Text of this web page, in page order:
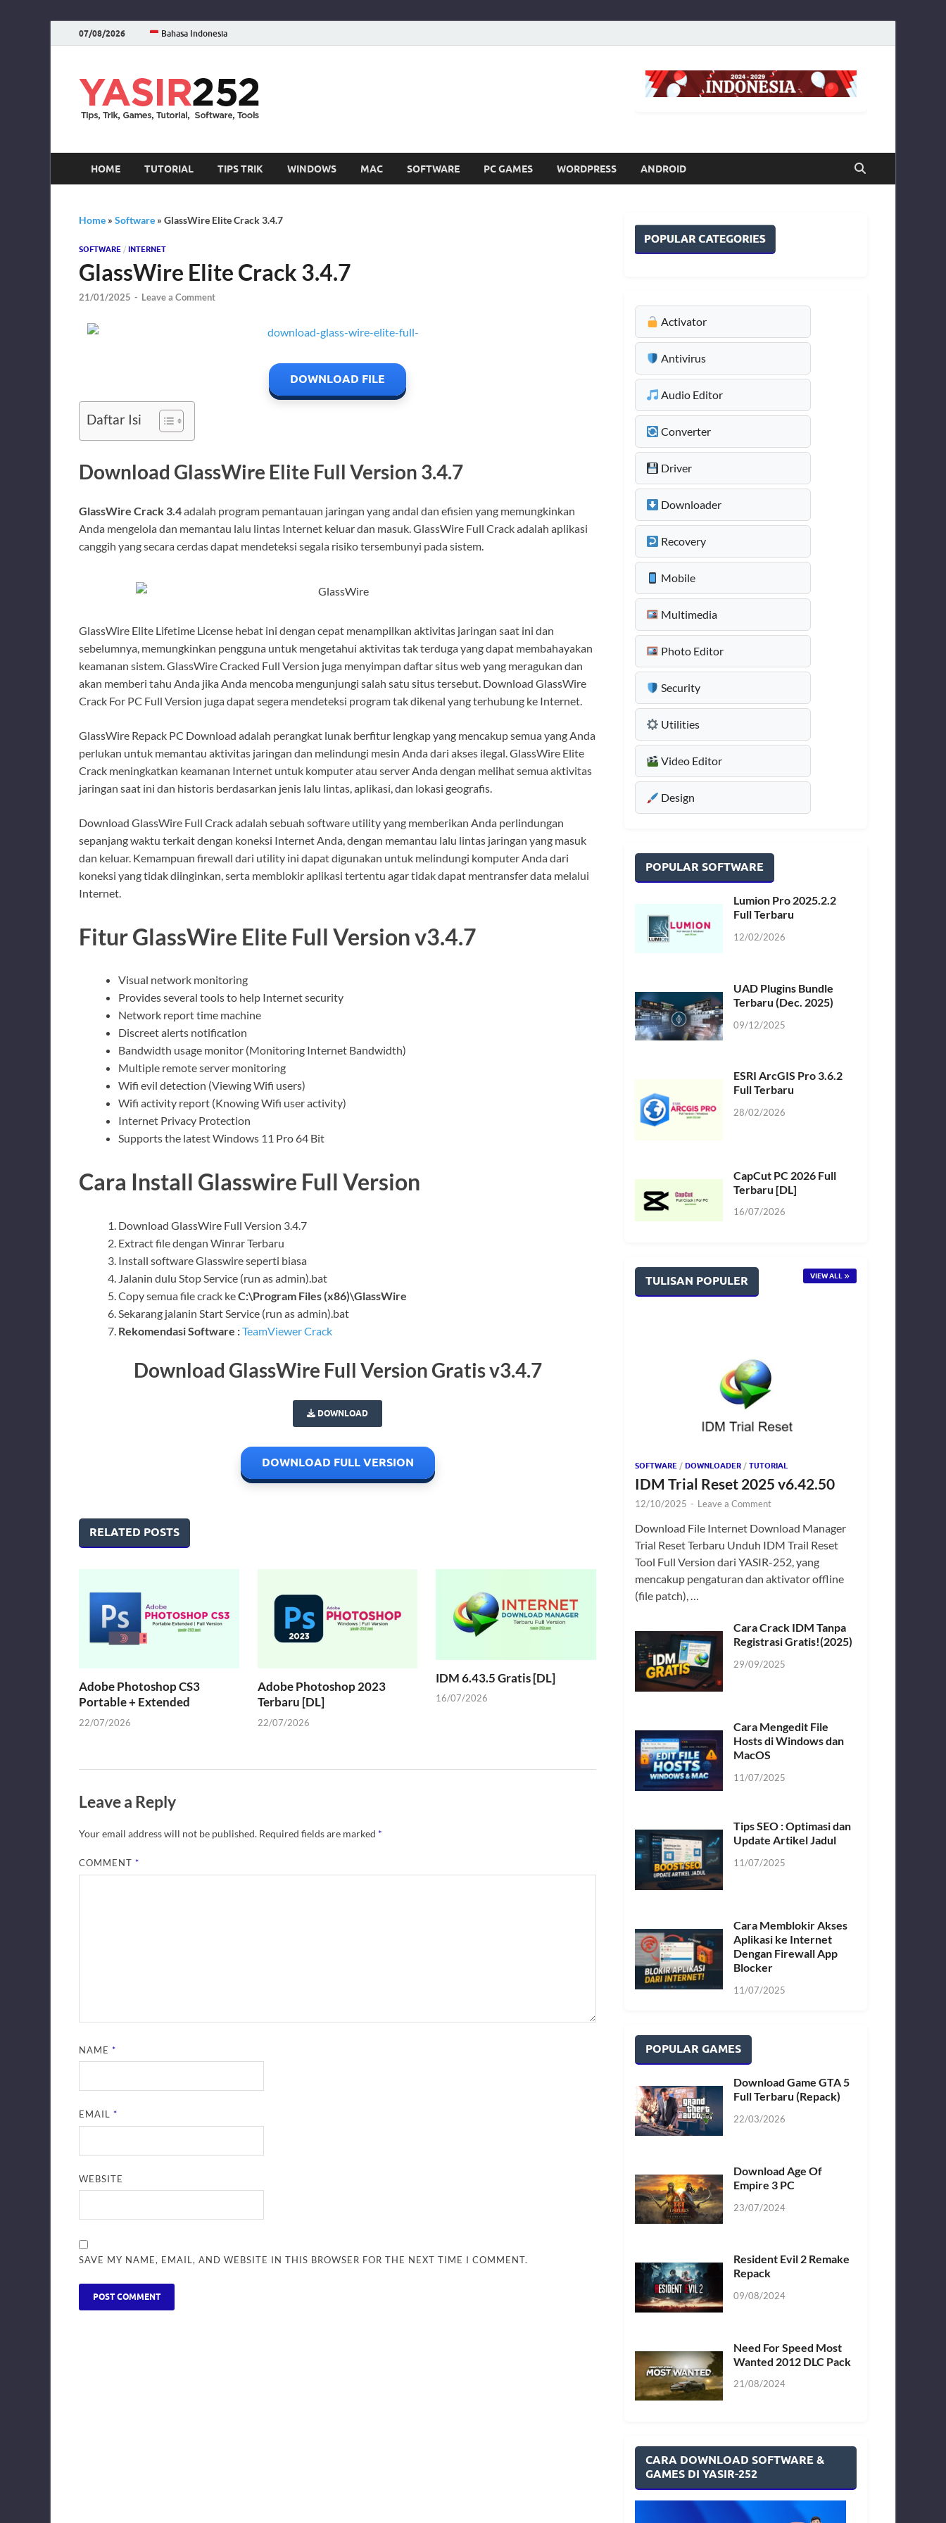
07/08/2026 Bahasa Indonesia
HOME TUTORIAL TIPS TRIK WINDOWS MAC SOFTWARE PC GAMES WORDPRESS ANDROID
Home » Software » GlassWire Elite Crack 3.4.7
SOFTWARE / INTERNET
GlassWire Elite Crack 3.4.7
21/01/2025 - Leave a Comment
DOWNLOAD FILE
Daftar Isi
Download GlassWire Elite Full Version 3.4.7
GlassWire Crack 3.4adalah program pemantauan jaringan yang andal dan efisien yang memungkinkan
Anda mengelola dan memantau lalu lintas Internet keluar dan masuk. GlassWire Full Crack adalah aplikasi
canggih yang secara cerdas dapat mendeteksi segala risiko tersembunyi pada sistem.
GlassWire Elite Lifetime License hebat ini dengan cepat menampilkan aktivitas jaringan saat ini dan
sebelumnya, memungkinkan pengguna untuk mengetahui aktivitas tak terduga yang dapat membahayakan
keamanan sistem. GlassWire Cracked Full Version juga menyimpan daftar situs web yang meragukan dan
akan memberi tahu Anda jika Anda mencoba mengunjungi salah satu situs tersebut. Download GlassWire
Crack For PC Full Version juga dapat segera mendeteksi program tak dikenal yang terhubung ke Internet.
GlassWire Repack PC Download adalah perangkat lunak berfitur lengkap yang mencakup semua yang Anda
perlukan untuk memantau aktivitas jaringan dan melindungi mesin Anda dari akses ilegal. GlassWire Elite
Crack meningkatkan keamanan Internet untuk komputer atau server Anda dengan melihat semua aktivitas
jaringan saat ini dan historis berdasarkan jenis lalu lintas, aplikasi, dan lokasi geografis.
Download GlassWire Full Crack adalah sebuah software utility yang memberikan Anda perlindungan
sepanjang waktu terkait dengan koneksi Internet Anda, dengan memantau lalu lintas jaringan yang masuk
dan keluar. Kemampuan firewall dari utility ini dapat digunakan untuk melindungi komputer Anda dari
koneksi yang tidak diinginkan, serta memblokir aplikasi tertentu agar tidak dapat mentransfer data melalui
Internet.
Fitur GlassWire Elite Full Version v3.4.7
Visual network monitoring
Provides several tools to help Internet security
Network report time machine
Discreet alerts notification
Bandwidth usage monitor (Monitoring Internet Bandwidth)
Multiple remote server monitoring
Wifi evil detection (Viewing Wifi users)
Wifi activity report (Knowing Wifi user activity)
Internet Privacy Protection
Supports the latest Windows 11 Pro 64 Bit
Cara Install Glasswire Full Version
Download GlassWire Full Version 3.4.7
Extract file dengan Winrar Terbaru
Install software Glasswire seperti biasa
Jalanin dulu Stop Service (run as admin).bat
Copy semua file crack keC:\Program Files (x86)\GlassWire
Sekarang jalanin Start Service (run as admin).bat
Rekomendasi Software :TeamViewer Crack
Download GlassWire Full Version Gratis v3.4.7
DOWNLOAD
DOWNLOAD FULL VERSION
RELATED POSTS
Adobe Photoshop CS3
Portable + Extended
22/07/2026
Adobe Photoshop 2023
Terbaru [DL]
22/07/2026
IDM 6.43.5 Gratis [DL]
16/07/2026
Leave a Reply
Your email address will not be published. Required fields are marked *
COMMENT*
NAME*
EMAIL*
WEBSITE
SAVE MY NAME, EMAIL, AND WEBSITE IN THIS BROWSER FOR THE NEXT TIME I COMMENT.
Activator
Antivirus
Audio Editor
Converter
Driver
Downloader
Recovery
Mobile
Multimedia
Photo Editor
Security
Utilities
Video Editor
Design
POPULAR SOFTWARE
Lumion Pro 2025.2.2
Full Terbaru
12/02/2026
UAD Plugins Bundle
Terbaru (Dec. 2025)
09/12/2025
ESRI ArcGIS Pro 3.6.2
Full Terbaru
28/02/2026
CapCut PC 2026 Full
Terbaru [DL]
16/07/2026
TULISAN POPULER VIEW ALL
SOFTWARE /DOWNLOADER /TUTORIAL
IDM Trial Reset 2025 v6.42.50
12/10/2025 - Leave a Comment
Download File Internet Download Manager
Trial Reset Terbaru Unduh IDM Trail Reset
Tool Full Version dari YASIR-252, yang
mencakup pengaturan dan aktivator offline
(file patch), …
Cara Crack IDM Tanpa
Registrasi Gratis!(2025)
29/09/2025
Cara Mengedit File
Hosts di Windows dan
MacOS
11/07/2025
Tips SEO : Optimasi dan
Update Artikel Jadul
11/07/2025
Cara Memblokir Akses
Aplikasi ke Internet
Dengan Firewall App
Blocker
11/07/2025
POPULAR GAMES
Download Game GTA 5
Full Terbaru (Repack)
22/03/2026
Download Age Of
Empire 3 PC
23/07/2024
Resident Evil 2 Remake
Repack
09/08/2024
Need For Speed Most
Wanted 2012 DLC Pack
21/08/2024
CARA DOWNLOAD SOFTWARE &
GAMES DI YASIR-252